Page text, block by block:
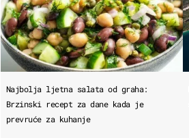
Najbolja ljetna salata od graha:
Brzinski recept za dane kada je
prevruće za kuhanje